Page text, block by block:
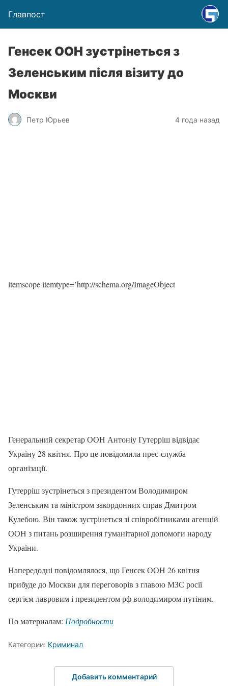
Главпост
Генсек ООН зустрінеться з
Зеленським після візиту до
Москви
Петр Юрьев 4 года назад
itemscope itemtype=’http://schema.org/ImageObject
Генеральний секретар ООН Антоніу Гутерріш відвідає
Україну 28 квітня. Про це повідомила прес-служба
організації.
Гутерріш зустрінеться з президентом Володимиром
Зеленським та міністром закордонних справ Дмитром
Кулебою. Він також зустрінеться зі співробітниками агенцій
ООН з питань розширення гуманітарної допомоги народу
України.
Напередодні повідомлялося, що Генсек ООН 26 квітня
прибуде до Москви для переговорів з главою МЗС росії
сергієм лавровим і президентом рф володимиром путіним.
По материалам: Подробности
Категории: Криминал
Добавить комментарий